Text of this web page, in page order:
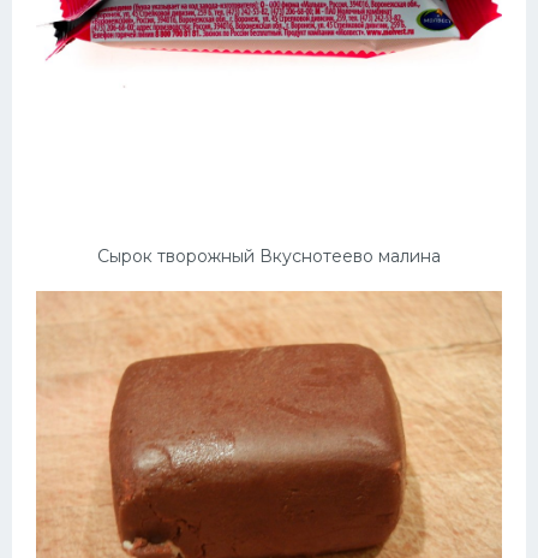
Сырок творожный Вкуснотеево малина